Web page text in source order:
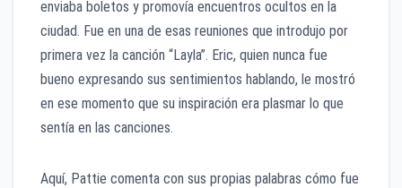
enviaba boletos y promovía encuentros ocultos en la
ciudad. Fue en una de esas reuniones que introdujo por
primera vez la canción “Layla”. Eric, quien nunca fue
bueno expresando sus sentimientos hablando, le mostró
en ese momento que su inspiración era plasmar lo que
sentía en las canciones.
Aquí, Pattie comenta con sus propias palabras cómo fue